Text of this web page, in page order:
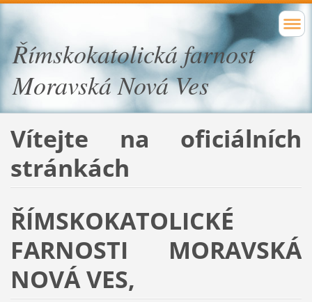
Římskokatolická farnost
Moravská Nová Ves
Vítejte na oficiálních
stránkách
ŘÍMSKOKATOLICKÉ
FARNOSTI MORAVSKÁ
NOVÁ VES,